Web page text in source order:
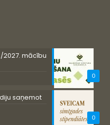
0
2027. mācību
0
saņemot